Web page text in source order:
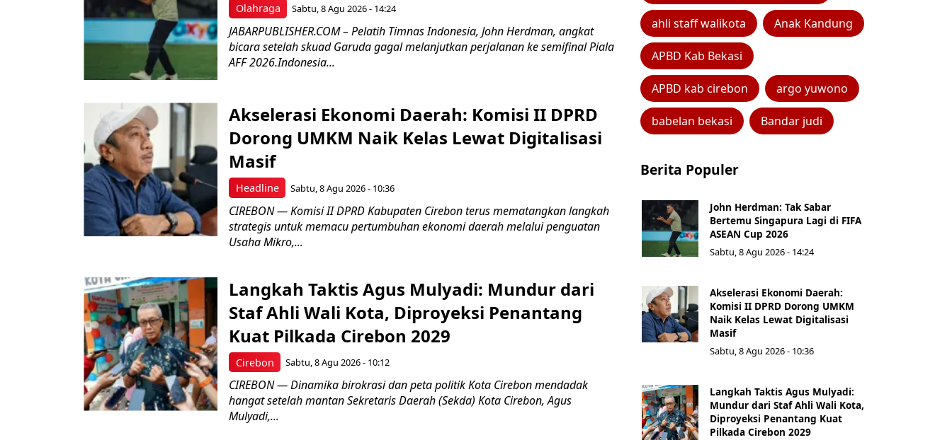
Olahraga Sabtu, 8 Agu 2026 - 14:24
JABARPUBLISHER.COM – Pelatih Timnas Indonesia, John Herdman, angkat
bicara setelah skuad Garuda gagal melanjutkan perjalanan ke semifinal Piala
AFF 2026.Indonesia...
Headline
Akselerasi Ekonomi Daerah: Komisi II DPRD
Dorong UMKM Naik Kelas Lewat Digitalisasi
Masif
Sabtu, 8 Agu 2026 - 10:36
CIREBON — Komisi II DPRD Kabupaten Cirebon terus mematangkan langkah
strategis untuk memacu pertumbuhan ekonomi daerah melalui penguatan
Usaha Mikro,...
Cirebon
Langkah Taktis Agus Mulyadi: Mundur dari
Staf Ahli Wali Kota, Diproyeksi Penantang
Kuat Pilkada Cirebon 2029
Sabtu, 8 Agu 2026 - 10:12
CIREBON — Dinamika birokrasi dan peta politik Kota Cirebon mendadak
hangat setelah mantan Sekretaris Daerah (Sekda) Kota Cirebon, Agus
Mulyadi,...
ahli staff walikota Anak Kandung
APBD Kab Bekasi
APBD kab cirebon argo yuwono
babelan bekasi Bandar judi
Berita Populer
John Herdman: Tak Sabar
Bertemu Singapura Lagi di FIFA
ASEAN Cup 2026
Sabtu, 8 Agu 2026 - 14:24
Akselerasi Ekonomi Daerah:
Komisi II DPRD Dorong UMKM
Naik Kelas Lewat Digitalisasi
Masif
Sabtu, 8 Agu 2026 - 10:36
Langkah Taktis Agus Mulyadi:
Mundur dari Staf Ahli Wali Kota,
Diproyeksi Penantang Kuat
Pilkada Cirebon 2029